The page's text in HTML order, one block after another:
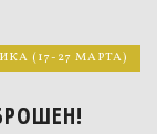
(17-27 МАРТА)